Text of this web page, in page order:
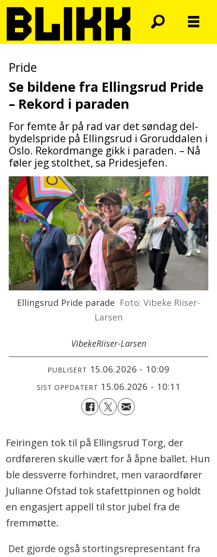
Pride
Se bildene fra Ellingsrud Pride
– Rekord i paraden
For femte år på rad var det søndag del-
bydelspride på Ellingsrud i Groruddalen i
Oslo. Rekordmange gikk i paraden. – Nå
føler jeg stolthet, sa Pridesjefen.
Ellingsrud Pride parade Foto: Vibeke Riiser-
Larsen
VibekeRiiser-Larsen
PUBLISERT 15.06.2026 - 10:09
SIST OPPDATERT 15.06.2026 - 10:11
Feiringen tok til på Ellingsrud Torg, der
ordføreren skulle vært for å åpne ballet. Hun
ble dessverre forhindret, men varaordfører
Julianne Ofstad tok stafettpinnen og holdt
en engasjert appell til stor jubel fra de
fremmøtte.
Det gjorde også stortingsrepresentant fra